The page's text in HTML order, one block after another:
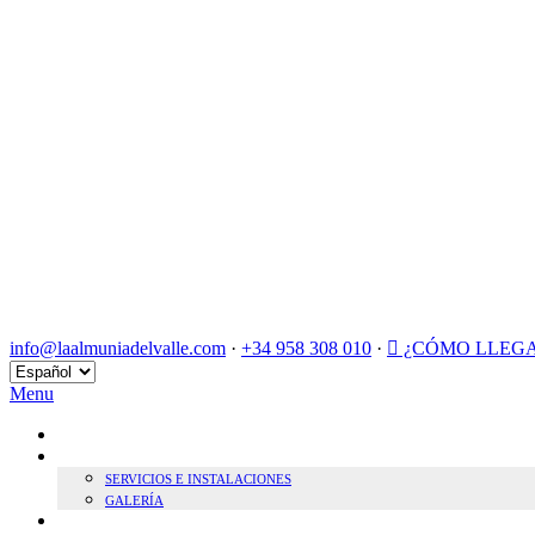
info@laalmuniadelvalle.com · +34 958 308 010 ·
¿CÓMO
Elegir
un
Menu
SERVICIOS E INSTALACIONES
GALERÍA